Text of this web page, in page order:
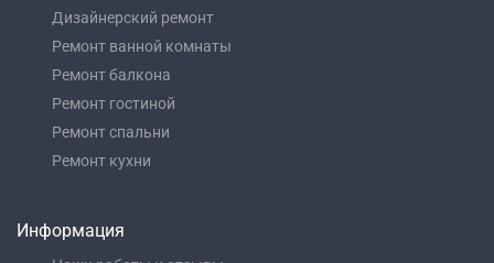
Дизайнерский ремонт
Ремонт ванной комнаты
Ремонт балкона
Ремонт гостиной
Ремонт спальни
Ремонт кухни
Информация